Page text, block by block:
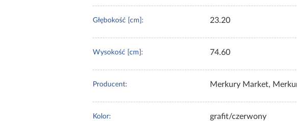
Głębokość [cm]: 23.20
Wysokość [cm]: 74.60
Producent: Merkury Market,
Kolor: grafit/czerwony